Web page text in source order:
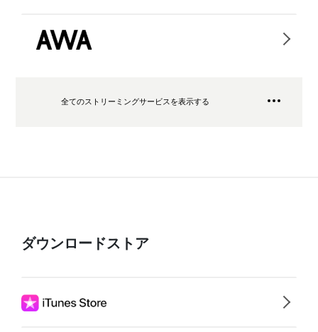
全てのストリーミングサービスを表示する
ダウンロードストア